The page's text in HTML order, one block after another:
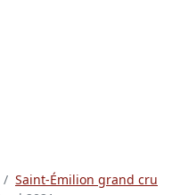
Saint-Émilion grand cru